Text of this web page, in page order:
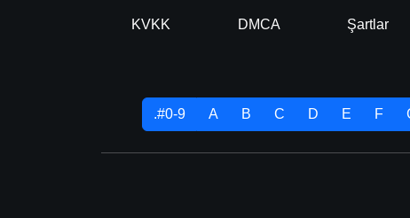
KVKK DMCA Şartlar
.#0-9 A B C D E F